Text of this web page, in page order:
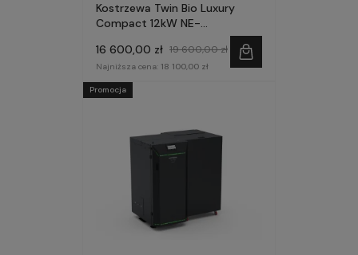
Kostrzewa Twin Bio Luxury
Compact 12kW NE-
Powietrze
16 600,00 zł 19 600,00 zł
Najniższa cena: 18 100,00 zł
Promocja